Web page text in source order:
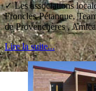
✓ Les associations
Froncles-Pétanque,
de Provenchères ,
Lire la suite...